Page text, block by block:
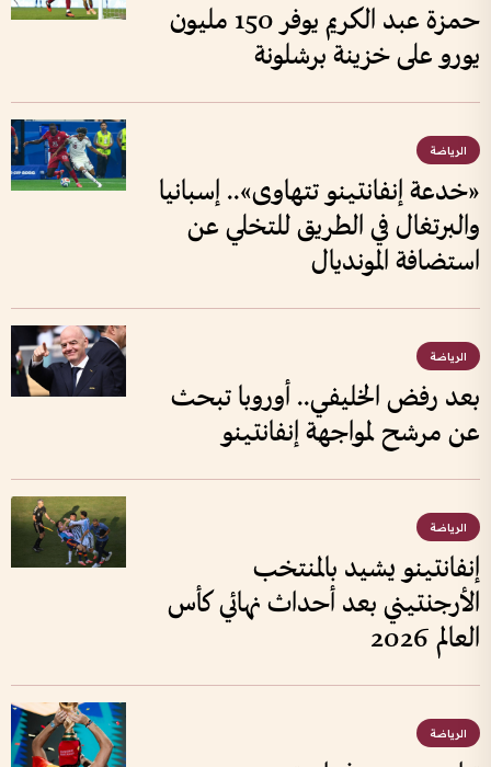
حمزة عبد الكريم يوفر 150 مليون
يورو على خزينة برشلونة
الرياضة
«خدعة إنفانتينو تتهاوى».. إسبانيا
والبرتغال في الطريق للتخلي عن
استضافة المونديال
الرياضة
بعد رفض الخليفي.. أوروبا تبحث
عن مرشح لمواجهة إنفانتينو
الرياضة
إنفانتينو يشيد بالمنتخب
الأرجنتيني بعد أحداث نهائي كأس
العالم 2026
الرياضة